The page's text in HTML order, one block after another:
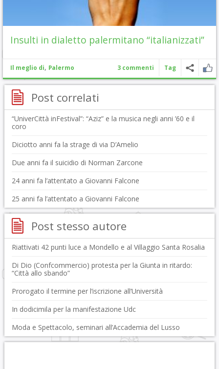
Insulti in dialetto palermitano “italianizzati”
Il meglio di, Palermo 3 commenti Tag
Post correlati
“UniverCittà inFestival”: “Aziz” e la musica negli anni ’60 e il
coro
Diciotto anni fa la strage di via D’Amelio
Due anni fa il suicidio di Norman Zarcone
24 anni fa l’attentato a Giovanni Falcone
25 anni fa l’attentato a Giovanni Falcone
Post stesso autore
Riattivati 42 punti luce a Mondello e al Villaggio Santa Rosalia
Di Dio (Confcommercio) protesta per la Giunta in ritardo:
“Città allo sbando”
Prorogato il termine per l’iscrizione all’Università
In dodicimila per la manifestazione Udc
Moda e Spettacolo, seminari all’Accademia del Lusso